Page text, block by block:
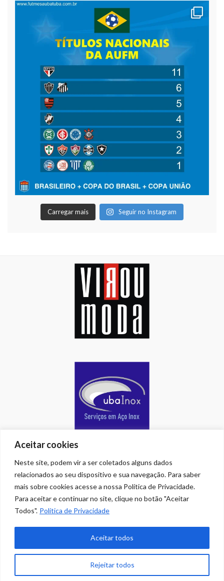
Aceitar cookies
Neste site, podem vir a ser coletados alguns dados
relacionados ao seu dispositivo e sua navegação. Para saber
mais sobre cookies acesse a nossa Política de Privacidade.
Para aceitar e continuar no site, clique no botão "Aceitar
Todos". Política de Privacidade
Rejeitar todos
Aceitar todos
Carregar mais Seguir no Instagram
HOME CONTATO